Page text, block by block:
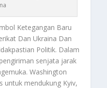
Ketegangan Baru
Dan Ukraina Dan
Politik. Dalam
senjata jarak
Washington
untuk mendukung Kyiv,